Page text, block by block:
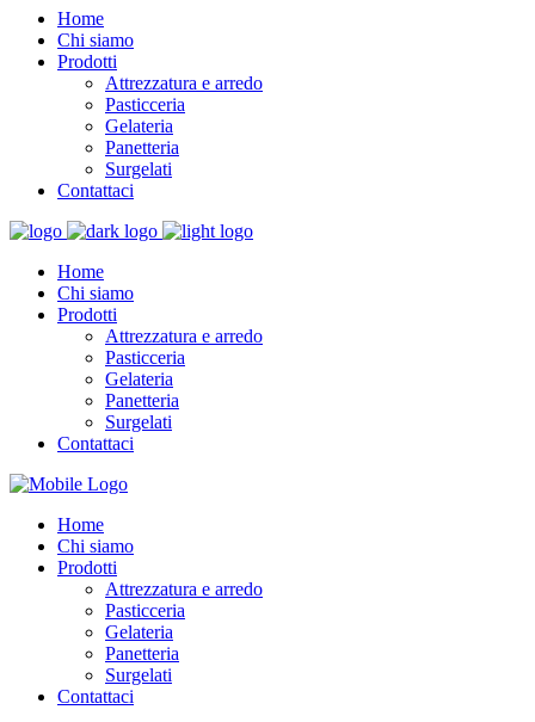
Home
Chi siamo
Prodotti
Attrezzatura e arredo
Pasticceria
Gelateria
Panetteria
Surgelati
Contattaci
Home
Chi siamo
Prodotti
Attrezzatura e arredo
Pasticceria
Gelateria
Panetteria
Surgelati
Contattaci
Home
Chi siamo
Prodotti
Attrezzatura e arredo
Pasticceria
Gelateria
Panetteria
Surgelati
Contattaci